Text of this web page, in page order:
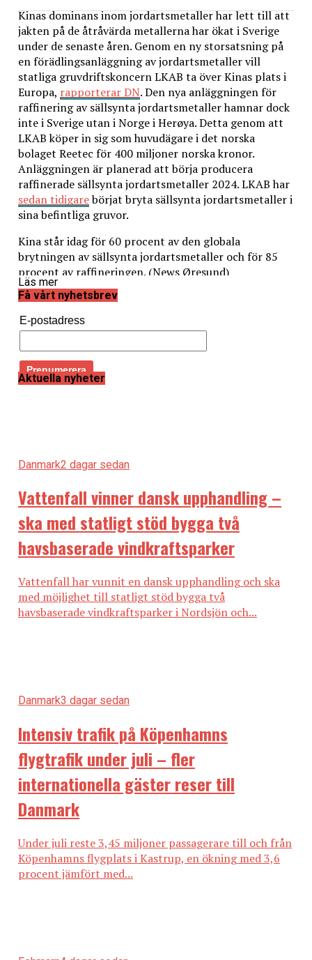
Kinas dominans inom jordartsmetaller har lett till att
jakten på de åtråvärda metallerna har ökat i Sverige
under de senaste åren. Genom en ny storsatsning på
en förädlingsanläggning av jordartsmetaller vill
statliga gruvdriftskoncern LKAB ta över Kinas plats i
Europa, rapporterar DN. Den nya anläggningen för
raffinering av sällsynta jordartsmetaller hamnar dock
inte i Sverige utan i Norge i Herøya. Detta genom att
LKAB köper in sig som huvudägare i det norska
bolaget Reetec för 400 miljoner norska kronor.
Anläggningen är planerad att börja producera
raffinerade sällsynta jordartsmetaller 2024. LKAB har
sedan tidigarebörjat bryta sällsynta jordartsmetaller i
sina befintliga gruvor.
Kina står idag för 60 procent av den globala
brytningen av sällsynta jordartsmetaller och för 85
procent av raffineringen. (News Øresund)
Läs också:
Företagare får säga sitt om en fast HH-förbindelse
Orkla bygger ny fossilfri energianläggning vid fabriken i
Eslöv
Läs mer
Få vårt nyhetsbrev
E-postadress
Aktuella nyheter
Danmark2 dagar sedan
Vattenfall vinner dansk upphandling –
ska med statligt stöd bygga två
havsbaserade vindkraftsparker
Vattenfall har vunnit en dansk upphandling och ska
med möjlighet till statligt stöd bygga två
havsbaserade vindkraftsparker i Nordsjön och...
Danmark3 dagar sedan
Intensiv trafik på Köpenhamns
flygtrafik under juli – fler
internationella gäster reser till
Danmark
Under juli reste 3,45 miljoner passagerare till och från
Köpenhamns flygplats i Kastrup, en ökning med 3,6
procent jämfört med...